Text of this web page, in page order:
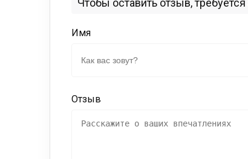
Чтобы оставить отзыв, требуется
Имя
Отзыв